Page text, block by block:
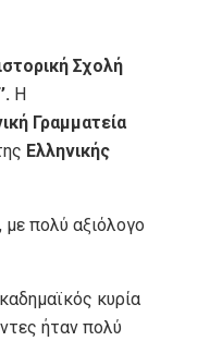
Σχολή
H
Γραμματεία
Ελληνικής
πολύ αξιόλογο
κυρία
ήταν πολύ